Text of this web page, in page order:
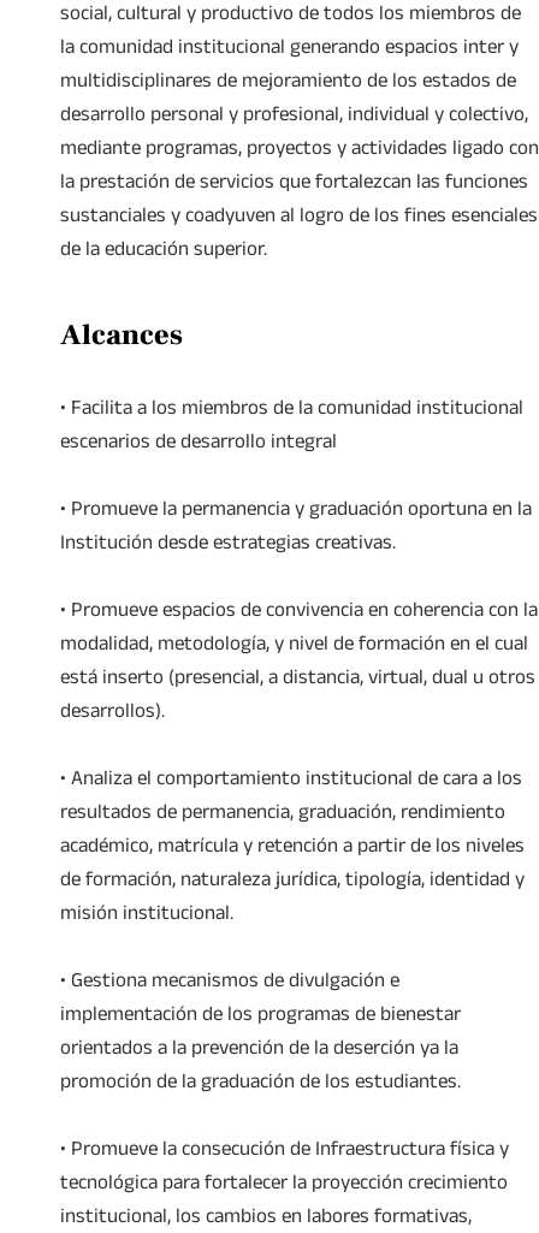
social, cultural y productivo de todos los miembros de
la comunidad institucional generando espacios inter y
multidisciplinares de mejoramiento de los estados de
desarrollo personal y profesional, individual y colectivo,
mediante programas, proyectos y actividades ligado con
la prestación de servicios que fortalezcan las funciones
sustanciales y coadyuven al logro de los fines esenciales
de la educación superior.
Alcances
• Facilita a los miembros de la comunidad institucional
escenarios de desarrollo integral
• Promueve la permanencia y graduación oportuna en la
Institución desde estrategias creativas.
• Promueve espacios de convivencia en coherencia con la
modalidad, metodología, y nivel de formación en el cual
está inserto (presencial, a distancia, virtual, dual u otros
desarrollos).
• Analiza el comportamiento institucional de cara a los
resultados de permanencia, graduación, rendimiento
académico, matrícula y retención a partir de los niveles
de formación, naturaleza jurídica, tipología, identidad y
misión institucional.
• Gestiona mecanismos de divulgación e
implementación de los programas de bienestar
orientados a la prevención de la deserción ya la
promoción de la graduación de los estudiantes.
• Promueve la consecución de Infraestructura física y
tecnológica para fortalecer la proyección crecimiento
institucional, los cambios en labores formativas,